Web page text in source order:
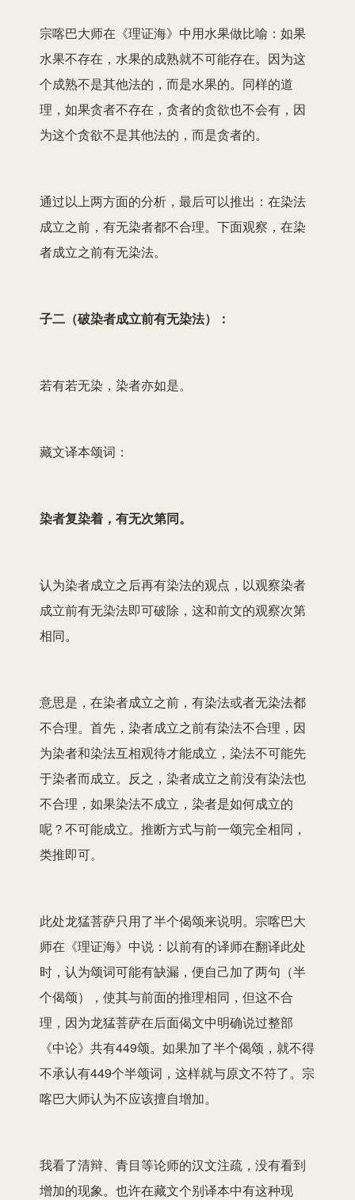
宗喀巴大师在《理证海》中用水果做比喻：如果
水果不存在，水果的成熟就不可能存在。因为这
个成熟不是其他法的，而是水果的。同样的道
理，如果贪者不存在，贪者的贪欲也不会有，因
为这个贪欲不是其他法的，而是贪者的。
通过以上两方面的分析，最后可以推出：在染法
成立之前，有无染者都不合理。下面观察，在染
者成立之前有无染法。
子二（破染者成立前有无染法）：
若有若无染，染者亦如是。
藏文译本颂词：
染者复染着，有无次第同。
认为染者成立之后再有染法的观点，以观察染者
成立前有无染法即可破除，这和前文的观察次第
相同。
意思是，在染者成立之前，有染法或者无染法都
不合理。首先，染者成立之前有染法不合理，因
为染者和染法互相观待才能成立，染法不可能先
于染者而成立。反之，染者成立之前没有染法也
不合理，如果染法不成立，染者是如何成立的
呢？不可能成立。推断方式与前一颂完全相同，
类推即可。
此处龙猛菩萨只用了半个偈颂来说明。宗喀巴大
师在《理证海》中说：以前有的译师在翻译此处
时，认为颂词可能有缺漏，便自己加了两句（半
个偈颂），使其与前面的推理相同，但这不合
理，因为龙猛菩萨在后面偈文中明确说过整部
《中论》共有449颂。如果加了半个偈颂，就不得
不承认有449个半颂词，这样就与原文不符了。宗
喀巴大师认为不应该擅自增加。
我看了清辩、青目等论师的汉文注疏，没有看到
增加的现象。也许在藏文个别译本中有这种现